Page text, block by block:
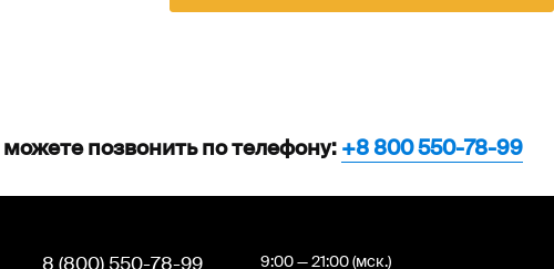
позвонить по телефону: +8 800 550-78-99
8 (800) 550-78-99 9:00 — 21:00 (мск.)